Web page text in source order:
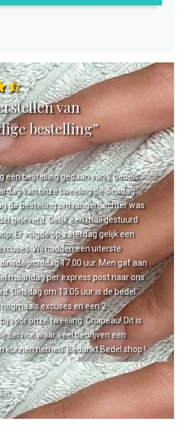
van
bestelling”
een bestelling gedaan van 2 bedels
van onze tweeling de dinsdag
de bestelling ontvangen, echter was
geleverd. Gelijk een mail gestuurd
Er volgde op zaterdag gelijk een
Wij hadden een uiterste
17.00 uur. Men gaf aan
maandag per express post naar ons
Dinsdag om 13.05 uur is de bedel
excuses en een 2
voor onze tweeling. Chapeau! Dit is
service waar veel bedrijven een
kunnen nemen. Bedankt Bedel.shop !